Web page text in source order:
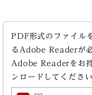
PDF形式のファイル
るAdobe Readerが必
Adobe Readerをお
ンロードしてください